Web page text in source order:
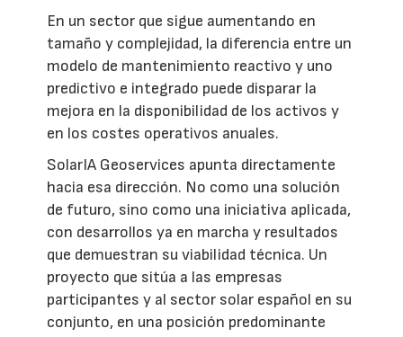
En un sector que sigue aumentando en
tamaño y complejidad, la diferencia entre un
modelo de mantenimiento reactivo y uno
predictivo e integrado puede disparar la
mejora en la disponibilidad de los activos y
en los costes operativos anuales.
SolarIA Geoservices apunta directamente
hacia esa dirección. No como una solución
de futuro, sino como una iniciativa aplicada,
con desarrollos ya en marcha y resultados
que demuestran su viabilidad técnica. Un
proyecto que sitúa a las empresas
participantes y al sector solar español en su
conjunto, en una posición predominante